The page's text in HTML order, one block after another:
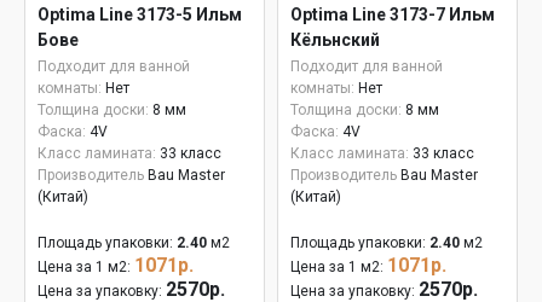
Optima Line 3173-5 Ильм
Бове
Подходит для ванной
комнаты: Нет
Толщина доски: 8 мм
Фаска: 4V
Класс ламината: 33 класс
Производитель Bau Master
(Китай)
Площадь упаковки: 2.40 м2
Цена за 1 м2: 1071р.
Цена за упаковку: 2570р.
Optima Line 3173-7 Ильм
Кёльнский
Подходит для ванной
комнаты: Нет
Толщина доски: 8 мм
Фаска: 4V
Класс ламината: 33 класс
Производитель Bau Master
(Китай)
Площадь упаковки: 2.40 м2
Цена за 1 м2: 1071р.
Цена за упаковку: 2570р.